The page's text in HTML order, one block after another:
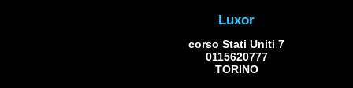
Luxor
corso Stati Uniti 7
0115620777
TORINO